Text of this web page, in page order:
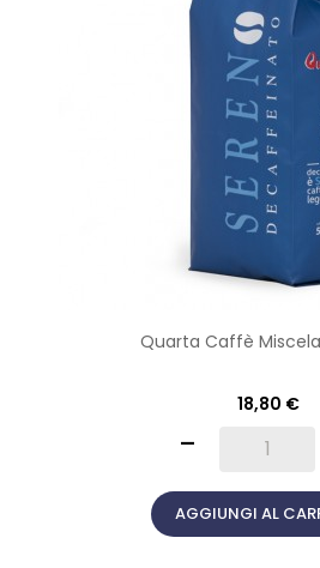
Quarta Caffè Miscela
18,80 €
-
AGGIUNGI AL